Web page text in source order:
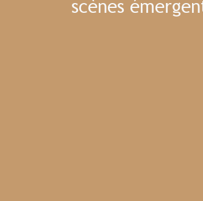
scènes